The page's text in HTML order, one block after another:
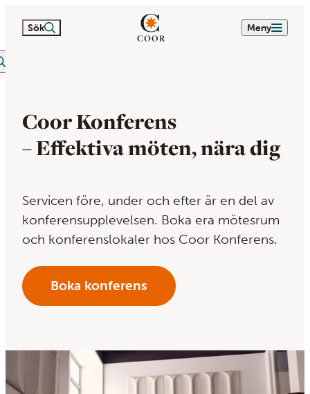
Sök Meny
Coor Konferens
– Effektiva möten, nära dig
Servicen före, under och efter är en del av
konferensupplevelsen. Boka era mötesrum
och konferenslokaler hos Coor Konferens.
Boka konferens